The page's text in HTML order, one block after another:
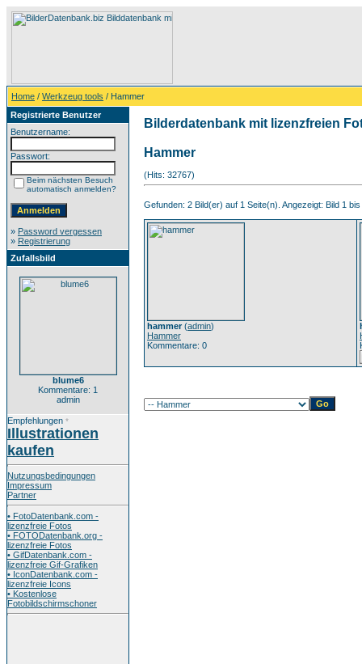
Home / Werkzeug tools / Hammer
Registrierte Benutzer
Benutzername:
Passwort:
Beim nächsten Besuch
automatisch anmelden?
» Password vergessen
» Registrierung
Zufallsbild
blume6
Kommentare: 1
admin
Empfehlungen *
Illustrationen
kaufen
Nutzungsbedingungen
Impressum
Partner
• FotoDatenbank.com -
lizenzfreie Fotos
• FOTODatenbank.org -
lizenzfreie Fotos
• GifDatenbank.com -
lizenzfreie Gif-Grafiken
• IconDatenbank.com -
lizenzfreie Icons
• Kostenlose
Fotobildschirmschoner
Bilderdatenbank mit lizenzfreien
Hammer
(Hits: 32767)
Gefunden: 2 Bild(er) auf 1 Seite(n). Angezeigt: Bild 1 bis
hammer(admin)
Hammer
Kommentare: 0